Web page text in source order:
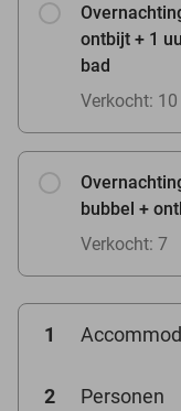
ontbijt + 1
bad
Verkocht: 10
bubbel +
Verkocht: 7
1
2 Personen